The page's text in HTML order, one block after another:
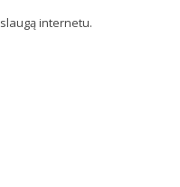
internetu.